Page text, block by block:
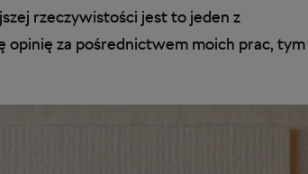
rzeczywistości jest to jeden z
opinię za pośrednictwem moich prac, tym